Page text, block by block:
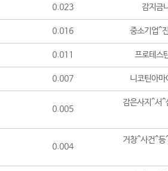
0.023 감지금
0.016 중소기업^
0.011 프로테스
0.007 니코틴아
0.005
감은사지^서
0.004
거창^사건^